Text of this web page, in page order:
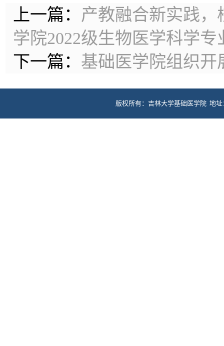
上一篇： 产教融合新实践
学院2022级生物医学科学
下一篇： 基础医学院组织开
版权所有：吉林大学基础医学院 地